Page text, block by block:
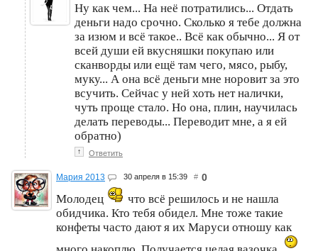
Ну как чем... На неё потратились... Отдать
деньги надо срочно. Сколько я тебе должна
за изюм и всё такое.. Всё как обычно... Я от
всей души ей вкусняшки покупаю или
сканворды или ещё там чего, мясо, рыбу,
муку... А она всё деньги мне норовит за это
всучить. Сейчас у ней хоть нет налички,
чуть проще стало. Но она, плин, научилась
делать переводы... Переводит мне, а я ей
обратно)
↑ Ответить
Мария 2013 30 апреля в 15:39 # 0
Молодец
что всё решилось и не нашла
обидчика. Кто тебя обидел. Мне тоже такие
конфеты часто дают я их Маруси отношу как